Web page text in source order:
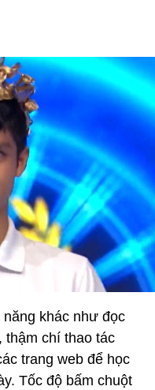
khác như đọc
thậm chí thao tác
trang web để học
Tốc độ bấm chuột